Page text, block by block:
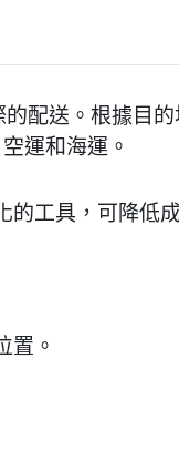
配送。根據目
運和海運。
工具，可降低
置。